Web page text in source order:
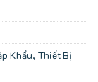
Khẩu, Thiết Bị